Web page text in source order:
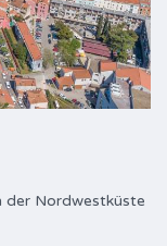
der Nordwestküste